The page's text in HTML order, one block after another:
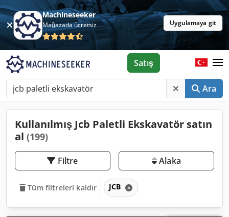
Machineseeker
Mağazada ücretsiz Uygulamaya git
Ara
Satış
Kullanılmış Jcb Paletli Ekskavatör satın
al (199)
Filtre Alaka
Tüm filtreleri kaldır JCB